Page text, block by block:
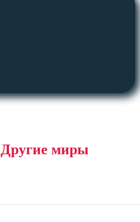
Другие миры